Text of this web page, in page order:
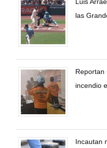
las
Reportan
incendio
Incautan